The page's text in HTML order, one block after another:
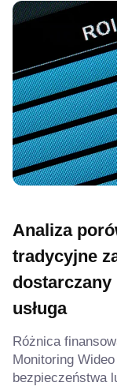
Analiza
tradycyjne
usługa
Różnica
Monitoring
bezpieczeństwa